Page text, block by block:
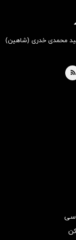
محمدی خدری (شاهین)